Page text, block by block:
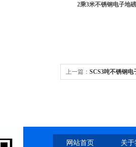
2乘3米不锈钢电子地
上一篇： SCS3吨不锈钢电
网站首页 关